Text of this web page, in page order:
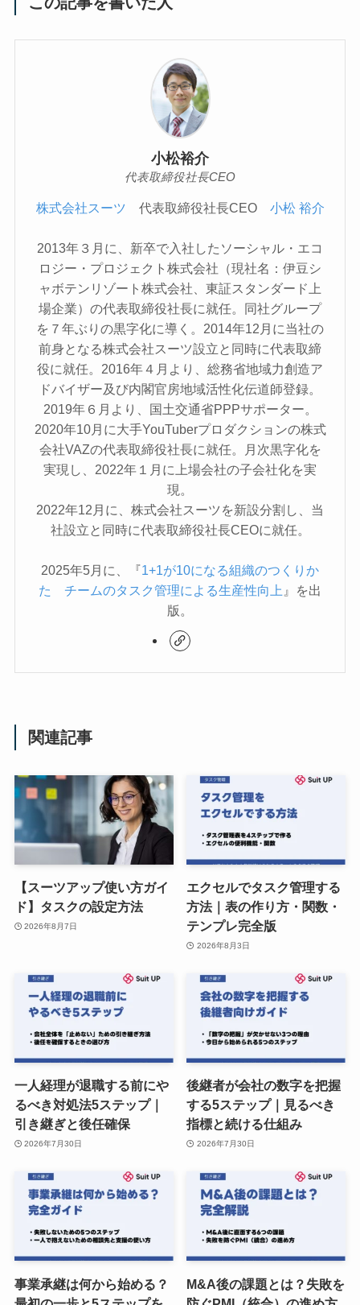
小松裕介
代表取締役社長CEO
株式会社スーツ 代表取締役社長CEO 小松 裕介
2013年３月に、新卒で入社したソーシャル・エコ
ロジー・プロジェクト株式会社（現社名：伊豆シ
ャボテンリゾート株式会社、東証スタンダード上
場企業）の代表取締役社長に就任。同社グループ
を７年ぶりの黒字化に導く。2014年12月に当社の
前身となる株式会社スーツ設立と同時に代表取締
役に就任。2016年４月より、総務省地域力創造ア
ドバイザー及び内閣官房地域活性化伝道師登録。
2019年６月より、国土交通省PPPサポーター。
2020年10月に大手YouTuberプロダクションの株式
会社VAZの代表取締役社長に就任。月次黒字化を
実現し、2022年１月に上場会社の子会社化を実
現。
2022年12月に、株式会社スーツを新設分割し、当
社設立と同時に代表取締役社長CEOに就任。
2025年5月に、『1+1が10になる組織のつくりか
た チームのタスク管理による生産性向上 』を出
版。
関連記事
【スーツアップ使い方ガイ
ド】タスクの設定方法
2026年8月7日
エクセルでタスク管理する
方法｜表の作り方・関数・
テンプレ完全版
2026年8月3日
一人経理が退職する前にや
るべき対処法5ステップ｜
引き継ぎと後任確保
2026年7月30日
後継者が会社の数字を把握
する5ステップ｜見るべき
指標と続ける仕組み
2026年7月30日
事業承継は何から始める？
M&A後の課題とは？失敗を